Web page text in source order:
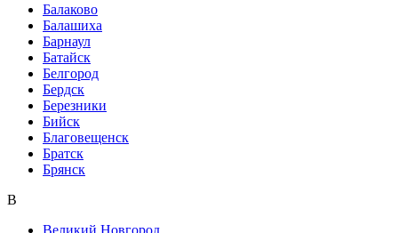
Балаково
Балашиха
Барнаул
Батайск
Белгород
Бердск
Березники
Бийск
Благовещенск
Братск
Брянск
В
Великий Новгород